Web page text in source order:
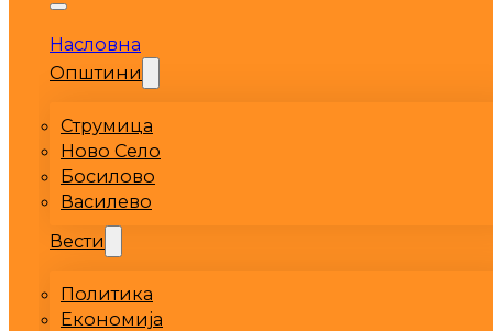
Насловна
Општини
Струмица
Ново Село
Босилово
Василево
Вести
Политика
Економија